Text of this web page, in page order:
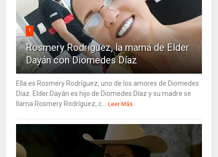
1
Rosmery Rodríguez, la mamá de Elder
Dayán con Diomedes Díaz
Ella es Rosmery Rodríguez, uno de los amores de Diomedes
Díaz. Elder Dayán es hijo de Diomedes Díaz y su madre se
llama Rosmery Rodríguez, c...
Leer Más